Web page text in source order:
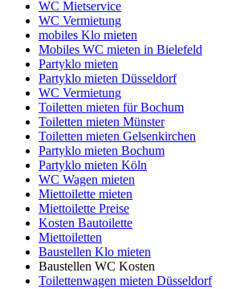
WC Mietservice
WC Vermietung
mobiles Klo mieten
Mobiles WC mieten in Bielefeld
Partyklo mieten
Partyklo mieten Düsseldorf
WC Vermietung
Toiletten mieten für Bochum
Toiletten mieten Münster
Toiletten mieten Gelsenkirchen
Partyklo mieten Bochum
Partyklo mieten Köln
WC Wagen mieten
Miettoilette mieten
Miettoilette Preise
Kosten Bautoilette
Miettoiletten
Baustellen Klo mieten
Baustellen WC Kosten
Toilettenwagen mieten Düsseldorf